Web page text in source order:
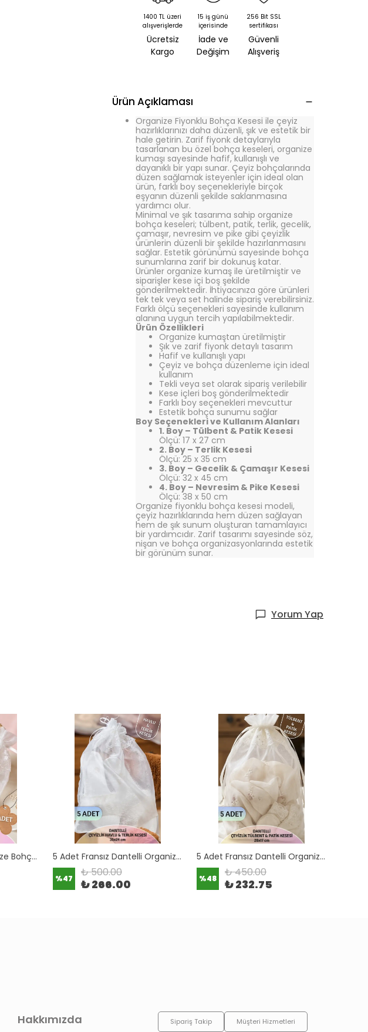
1400 TL üzeri
alışverişlerde
Ücretsiz
Kargo
15 iş günü
içerisinde
İade ve
Değişim
256 Bit SSL
sertifikası
Güvenli
Alışveriş
Ürün Açıklaması
Organize Fiyonklu Bohça Kesesi ile çeyiz
hazırlıklarınızı daha düzenli, şık ve estetik bir
hale getirin. Zarif fiyonk detaylarıyla
tasarlanan bu özel bohça keseleri, organize
kumaşı sayesinde hafif, kullanışlı ve
dayanıklı bir yapı sunar. Çeyiz bohçalarında
düzen sağlamak isteyenler için ideal olan
ürün, farklı boy seçenekleriyle birçok
eşyanın düzenli şekilde saklanmasına
yardımcı olur.
Minimal ve şık tasarıma sahip organize
bohça keseleri; tülbent, patik, terlik, gecelik,
çamaşır, nevresim ve pike gibi çeyizlik
ürünlerin düzenli bir şekilde hazırlanmasını
sağlar. Estetik görünümü sayesinde bohça
sunumlarına zarif bir dokunuş katar.
Ürünler organize kumaş ile üretilmiştir ve
siparişler kese içi boş şekilde
gönderilmektedir. İhtiyacınıza göre ürünleri
tek tek veya set halinde sipariş verebilirsiniz.
Farklı ölçü seçenekleri sayesinde kullanım
alanına uygun tercih yapılabilmektedir.
Ürün Özellikleri
Organize kumaştan üretilmiştir
Şık ve zarif fiyonk detaylı tasarım
Hafif ve kullanışlı yapı
Çeyiz ve bohça düzenleme için ideal
kullanım
Tekli veya set olarak sipariş verilebilir
Kese içleri boş gönderilmektedir
Farklı boy seçenekleri mevcuttur
Estetik bohça sunumu sağlar
Boy Seçenekleri ve Kullanım Alanları
1. Boy – Tülbent & Patik Kesesi
Ölçü: 17 x 27 cm
2. Boy – Terlik Kesesi
Ölçü: 25 x 35 cm
3. Boy – Gecelik & Çamaşır Kesesi
Ölçü: 32 x 45 cm
4. Boy – Nevresim & Pike Kesesi
Ölçü: 38 x 50 cm
Organize fiyonklu bohça kesesi modeli,
çeyiz hazırlıklarında hem düzen sağlayan
hem de şık sunum oluşturan tamamlayıcı
bir yardımcıdır. Zarif tasarımı sayesinde söz,
nişan ve bohça organizasyonlarında estetik
bir görünüm sunar.
Yorum Yap
Fransız Dantelli Organize Bohça Keseleri 5 Adet Fransız Dantelli Organize Bohça Kesesi (Havlu & Terlik Kesesi) Avantajlı Paket (35x24 cm)
%47 ₺ 500.00
₺ 266.00
5 Adet Fransız Dantelli Organize Bohça Kesesi (Tülbent & Patik Kesesi) Avantajlı Paket (28x11 cm)
%48 ₺ 450.00
₺ 232.75
Hakkımızda Sipariş Takip Müşteri Hizmetleri